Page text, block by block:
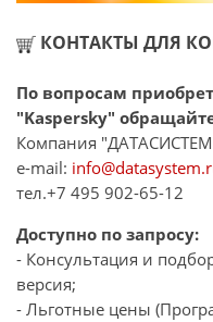
КОНТАКТЫ ДЛЯ
По вопросам
"Kaspersky"
Компания
e-mail:
тел.+7 495 902-65-12
Доступно по запросу:
- Консультация и
версия;
- Льготные цены